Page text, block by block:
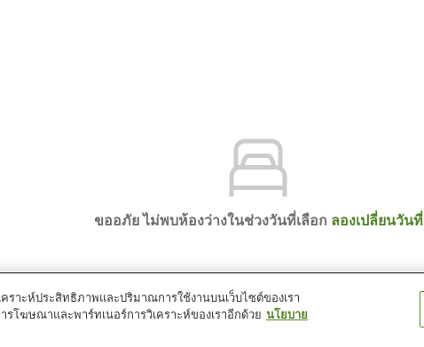
ขออภัย ไม่พบห้องว่างในช่วงวันที่เลือก ลองเปลี่ยนวันที่
ราะห์ประสิทธิภาพและปริมาณการใช้งานบนเว็บไซต์ของเรา
โฆษณาและพาร์ทเนอร์การวิเคราะห์ของเราอีกด้วย นโยบาย